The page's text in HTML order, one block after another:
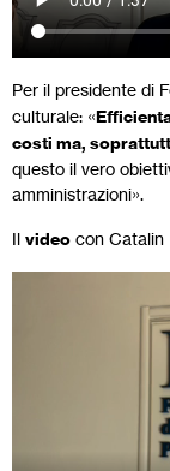
Per il presidente di
culturale: «
costi ma,
questo il vero
amministrazioni».
Il video con Catalin